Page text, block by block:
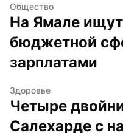
Общество
На Ямале
бюджетной
зарплатами
Здоровье
Четыре
Салехарде с